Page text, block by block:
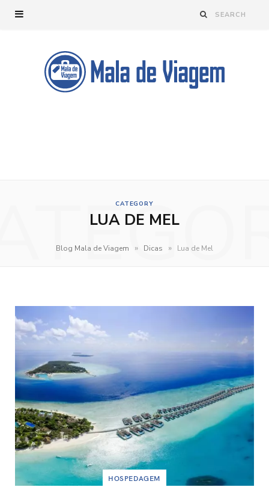
CATEGORY
LUA DE MEL
Blog Mala de Viagem » Dicas » Lua de Mel
HOSPEDAGEM